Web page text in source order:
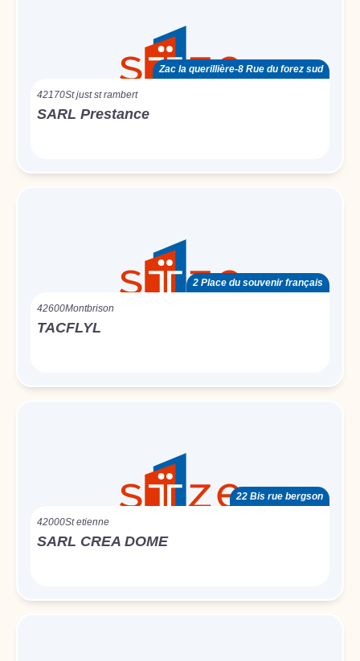
Zac la querillière-8 Rue du forez sud
42170St just st rambert
SARL Prestance
2 Place du souvenir français
42600Montbrison
TACFLYL
22 Bis rue bergson
42000St etienne
SARL CREA DOME